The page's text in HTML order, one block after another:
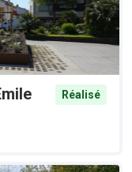
Réalisé